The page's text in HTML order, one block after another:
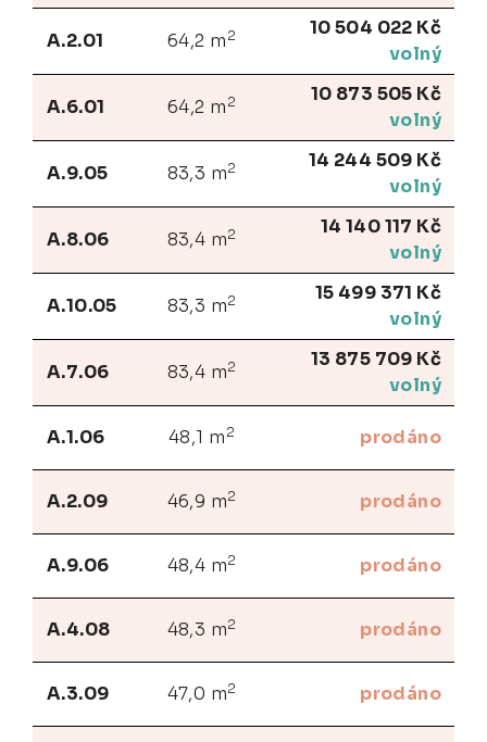
A.2.01 64,2 m 2
10 504 022 Kč
volný
A.6.01 64,2 m 2
10 873 505 Kč
volný
A.9.05 83,3 m2
14 244 509 Kč
volný
A.8.06 83,4 m2
14 140 117 Kč
volný
A.10.05 83,3 m2
15 499 371 Kč
volný
A.7.06 83,4 m2
13 875 709 Kč
volný
A.1.06 48,1 m 2 prodáno
A.2.09 46,9 m2 prodáno
A.9.06 48,4 m2 prodáno
A.4.08 48,3 m2 prodáno
A.3.09 47,0 m2 prodáno